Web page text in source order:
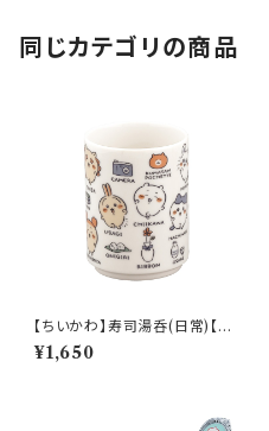
同じカテゴリの商品
【ちいかわ】寿司湯呑(日常)【CK
W50】CKW51-327
¥1,650